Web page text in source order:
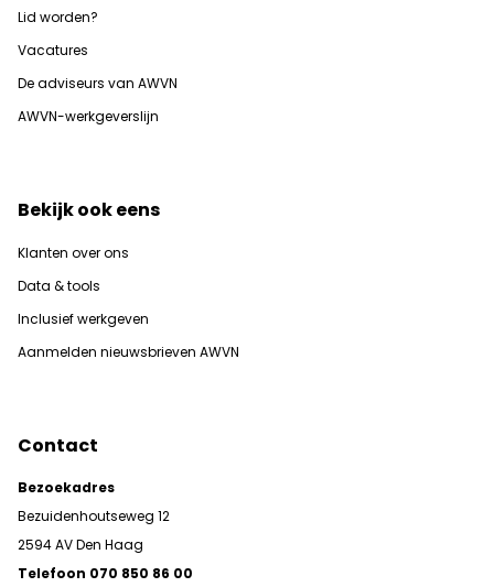
Lid worden?
Vacatures
De adviseurs van AWVN
AWVN-werkgeverslijn
Bekijk ook eens
Klanten over ons
Data & tools
Inclusief werkgeven
Aanmelden nieuwsbrieven AWVN
Contact
Bezoekadres
Bezuidenhoutseweg 12
2594 AV Den Haag
Telefoon 070 850 86 00